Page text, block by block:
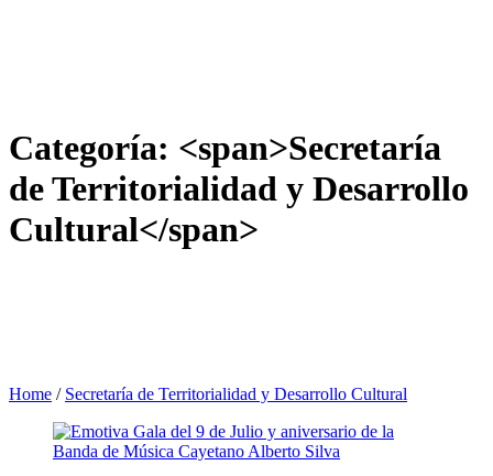
Categoría: <span>Secretaría
de Territorialidad y Desarrollo
Cultural</span>
Home / Secretaría de Territorialidad y Desarrollo Cultural